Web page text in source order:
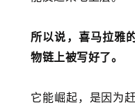
所以说，喜马拉雅
物链上被写好了。
它能崛起，是因为